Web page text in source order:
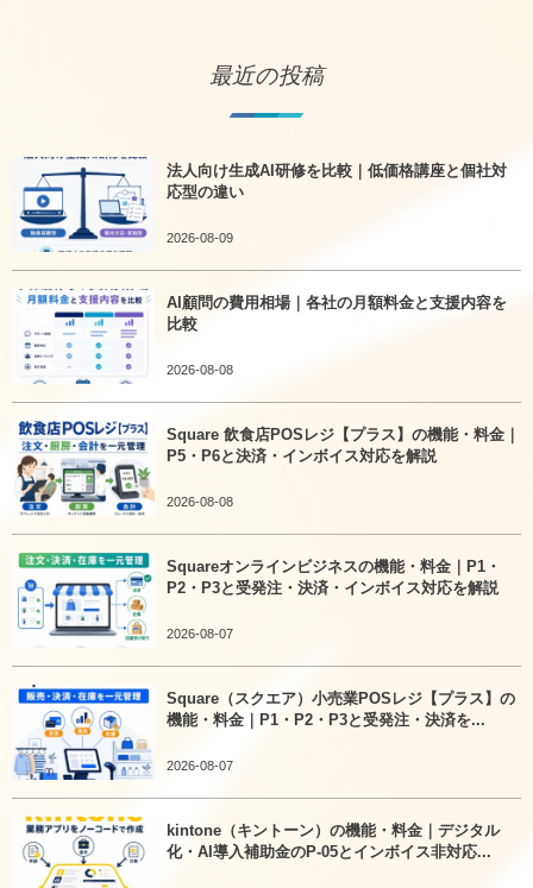
最近の投稿
法人向け生成AI研修を比較｜低価格講座と個社対
応型の違い
2026-08-09
AI顧問の費用相場｜各社の月額料金と支援内容を
比較
2026-08-08
Square 飲食店POSレジ【プラス】の機能・料金｜
P5・P6と決済・インボイス対応を解説
2026-08-08
Squareオンラインビジネスの機能・料金｜P1・
P2・P3と受発注・決済・インボイス対応を解説
2026-08-07
Square（スクエア）小売業POSレジ【プラス】の
機能・料金｜P1・P2・P3と受発注・決済を...
2026-08-07
kintone（キントーン）の機能・料金｜デジタル
化・AI導入補助金のP-05とインボイス非対応...